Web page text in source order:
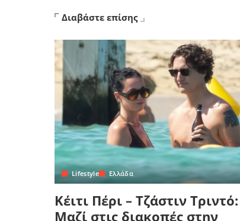
Διαβάστε επίσης
Lifestyle Ελλάδα
Κέιτι Πέρι – Τζάστιν Τριντό:
Μαζί στις διακοπές στην